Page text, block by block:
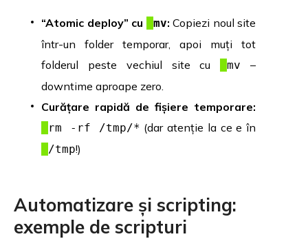
“Atomic deploy” cu mv: Copiezi noul site
într-un folder temporar, apoi muți tot
folderul peste vechiul site cu
mv –
downtime aproape zero.
Curățare rapidă de fișiere temporare:
rm -rf /tmp/* (dar atenție la ce e în
/tmp!)
Automatizare și scripting:
exemple de scripturi